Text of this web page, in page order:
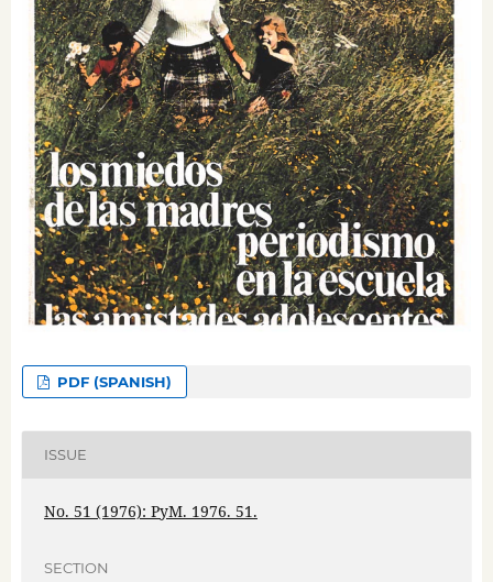
PDF (SPANISH)
ISSUE
No. 51 (1976): PyM. 1976. 51.
SECTION